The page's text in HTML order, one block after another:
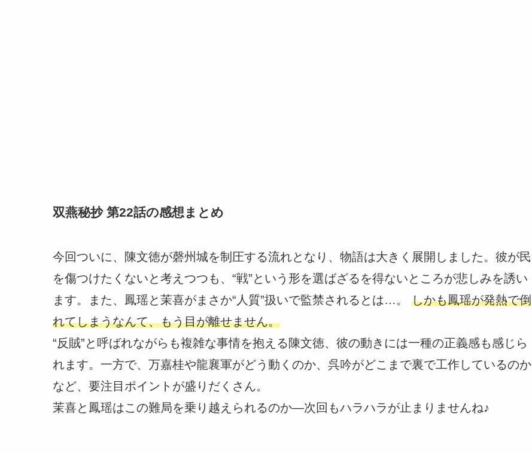
双燕秘抄 第22話の感想まとめ
今回ついに、陳文徳が磬州城を制圧する流れとなり、物語は大きく展開しました。彼が民
を傷つけたくないと考えつつも、“戦”という形を選ばざるを得ないところが悲しみを誘い
ます。また、鳳瑶と茉喜がまさか“人質”扱いで監禁されるとは…。 しかも鳳瑶が発熱で倒
れてしまうなんて、もう目が離せません。
“反賊”と呼ばれながらも複雑な事情を抱える陳文徳、彼の動きには一種の正義感も感じら
れます。一方で、万嘉桂や龍襄軍がどう動くのか、呉吟がどこまで裏で工作しているのか
など、要注目ポイントが盛りだくさん。
茉喜と鳳瑶はこの難局を乗り越えられるのか—次回もハラハラが止まりませんね♪